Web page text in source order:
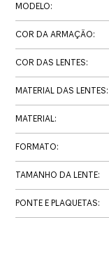
MODELO:
COR DA ARMAÇÃO:
COR DAS LENTES:
MATERIAL DAS LENTES:
MATERIAL:
FORMATO:
TAMANHO DA LENTE:
PONTE E PLAQUETAS: